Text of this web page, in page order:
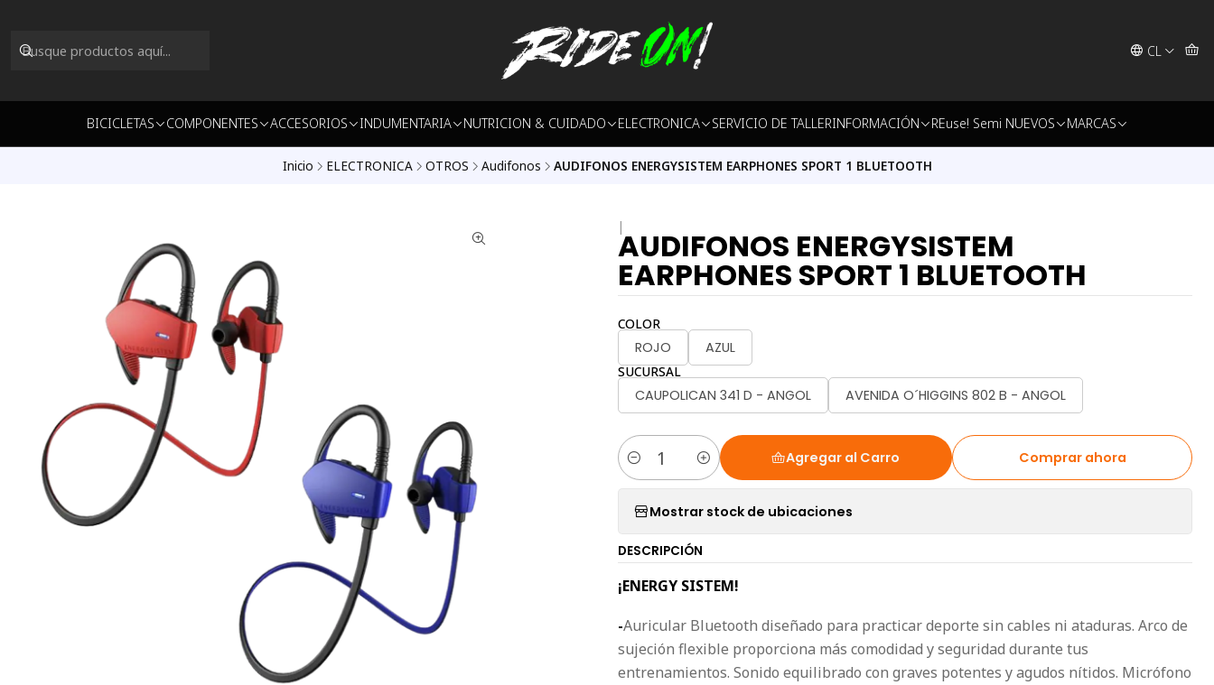
CL
BICICLETAS COMPONENTES ACCESORIOS INDUMENTARIA NUTRICION & CUIDADO ELECTRONICA SERVICIO DE TALLERINFORMACIÓN REuse! Semi NUEVOS MARCAS
Inicio ELECTRONICA OTROS Audifonos AUDIFONOS ENERGYSISTEM EARPHONES SPORT 1 BLUETOOTH
|
AUDIFONOS ENERGYSISTEM
EARPHONES SPORT 1 BLUETOOTH
COLOR
ROJO AZUL
SUCURSAL
CAUPOLICAN 341 D - ANGOL AVENIDA O´HIGGINS 802 B - ANGOL
Cantidad
Agregar al Carro Comprar ahora
Mostrar stock de ubicaciones
DESCRIPCIÓN
¡ENERGY SISTEM!
-Auricular Bluetooth diseñado para practicar deporte sin cables ni ataduras. Arco de
sujeción flexible proporciona más comodidad y seguridad durante tus
entrenamientos. Sonido equilibrado con graves potentes y agudos nítidos. Micrófono